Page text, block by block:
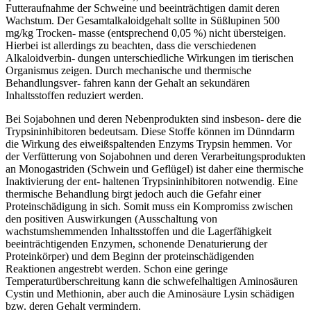
Futteraufnahme der Schweine und beeinträchtigen damit deren
Wachstum. DerGesamtalkaloidgehalt sollte in Süßlupinen 500
mg/kg Trocken- masse (entsprechend 0,05 %) nicht übersteigen.
Hierbei ist allerdings zu beachten, dass die verschiedenen
Alkaloidverbin- dungen unterschiedliche Wirkungen im tierischen
Organismus zeigen. Durch mechanische und thermische
Behandlungsver- fahren kann der Gehalt an sekundären
Inhaltsstoffen reduziert werden.
Bei Sojabohnen und deren Nebenprodukten sind insbeson- dere die
Trypsininhibitoren bedeutsam. Diese Stoffe können im Dünndarm
die Wirkung des eiweißspaltenden Enzyms Trypsin hemmen. Vor
der Verfütterung von Sojabohnen und deren Verarbeitungsprodukten
an Monogastriden (Schwein und Geflügel) ist daher eine thermische
Inaktivierung der ent- haltenen Trypsininhibitoren notwendig. Eine
thermische Behandlung birgt jedoch auch die Gefahr einer
Proteinschädigung in sich. Somit muss ein Kompromiss zwischen
den positiven Auswirkungen (Ausschaltung von
wachstumshemmenden Inhaltsstoffen und die Lagerfähigkeit
beeinträchtigenden Enzymen, schonende Denaturierung der
Proteinkörper) und dem Beginn der proteinschädigenden
Reaktionen angestrebt werden. Schon eine geringe
Temperaturüberschreitung kann die schwefelhaltigen Aminosäuren
Cystin und Methionin, aberauch die Aminosäure Lysin schädigen
bzw. deren Gehalt vermindern.